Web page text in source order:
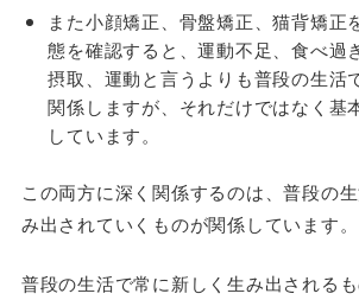
また小顔矯正、骨盤矯正、猫背矯正
態を確認すると、運動不足、食べ過
摂取、運動と言うよりも普段の生活
関係しますが、それだけではなく基
しています。
この両方に深く関係するのは、普段の
み出されていくものが関係しています。
普段の生活で常に新しく生み出される